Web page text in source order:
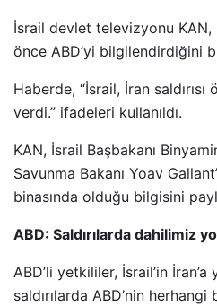
İsrail devlet televizyonu KAN,
önce ABD’yi bilgilendirdiğini
Haberde, “İsrail, İran
verdi.” ifadeleri kullanıldı.
KAN, İsrail Başbakanı
Savunma Bakanı Yoav
binasında olduğu bilgisini
ABD: Saldırılarda dahilimiz
ABD’li yetkililer, İsrail’in İran’a
saldırılarda ABD’nin herhangi